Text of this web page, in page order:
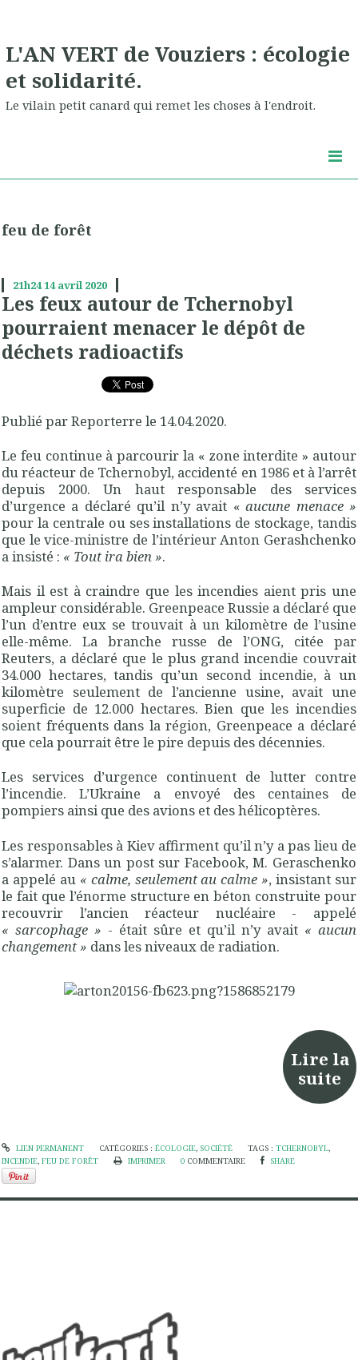
L'AN VERT de Vouziers : écologie
et solidarité.
Le vilain petit canard qui remet les choses à l'endroit.
feu de forêt
21h2414 avril 2020
Les feux autour de Tchernobyl
pourraient menacer le dépôt de
déchets radioactifs
Publié par Reporterre le 14.04.2020.
Le feu continue à parcourir la « zone interdite » autour
du réacteur de Tchernobyl, accidenté en 1986 et à l’arrêt
depuis 2000. Un haut responsable des services
d’urgence a déclaré qu’il n’y avait « aucune menace »
pour la centrale ou ses installations de stockage, tandis
que le vice-ministre de l’intérieur Anton Gerashchenko
a insisté : « Tout ira bien».
Mais il est à craindre que les incendies aient pris une
ampleur considérable. Greenpeace Russie a déclaré que
l’un d’entre eux se trouvait à un kilomètre de l’usine
elle-même. La branche russe de l’ONG, citée par
Reuters, a déclaré que le plus grand incendie couvrait
34.000 hectares, tandis qu’un second incendie, à un
kilomètre seulement de l’ancienne usine, avait une
superficie de 12.000 hectares. Bien que les incendies
soient fréquents dans la région, Greenpeace a déclaré
que cela pourrait être le pire depuis des décennies.
Les services d’urgence continuent de lutter contre
l’incendie. L’Ukraine a envoyé des centaines de
pompiers ainsi que des avions et des hélicoptères.
Les responsables à Kiev affirment qu’il n’y a pas lieu de
s’alarmer. Dans un post sur Facebook, M. Geraschenko
a appelé au « calme, seulement au calme », insistant sur
le fait que l’énorme structure en béton construite pour
recouvrir l’ancien réacteur nucléaire - appelé
« sarcophage » - était sûre et qu’il n’y avait « aucun
changement» dans les niveaux de radiation.
Lire la
suite
LIEN PERMANENT CATÉGORIES : ÉCOLOGIE, SOCIÉTÉ TAGS :TCHERNOBYL,
INCENDIE, FEU DE FORÊT IMPRIMER 0 COMMENTAIRE SHARE